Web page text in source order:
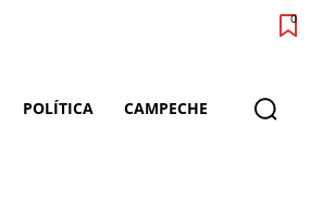
0
POLÍTICA CAMPECHE